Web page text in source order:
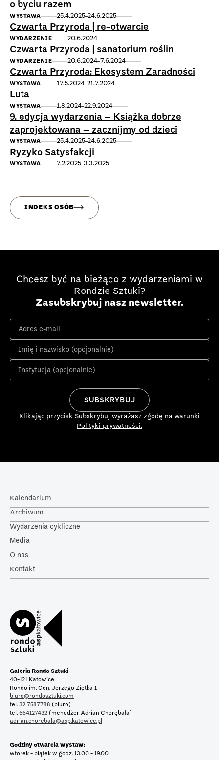
o byciu razem
WYSTAWA 25.4.2025 24.6.2025
Czwarta Przyroda | re-otwarcie
WYDARZENIE 20.6.2024
Czwarta Przyroda | sanatorium roślin
WYDARZENIE 20.6.2024 7.6.2024
Czwarta Przyroda: Ekosystem Zaradności
WYSTAWA 17.5.2024 21.7.2024
Luta
WYSTAWA 1.8.2024 22.9.2024
9. edycja wydarzenia – Książka dobrze
zaprojektowana – zacznijmy od dzieci
WYSTAWA 25.4.2025 24.6.2025
Ryzyko Satysfakcji
WYSTAWA 7.2.2025 3.3.2025
INDEKS OSÓB
Chcesz być na bieżąco z wydarzeniami w
Rondzie Sztuki?
Zasubskrybuj nasz newsletter.
Klikając przycisk Subskrybuj wyrażasz zgodę na warunki
Polityki prywatności.
Kalendarium
Archiwum
Wydarzenia cykliczne
Media
O nas
Kontakt
Galeria Rondo Sztuki
40-121 Katowice
Rondo im. Gen. Jerzego Ziętka 1
biuro@rondosztuki.com
tel. 32 7587788 (biuro)
tel. 664127432 (menedżer Adrian Chorębała)
adrian.chorebala@asp.katowice.pl
Godziny otwarcia wystaw:
wtorek - piątek w godz. 13.00 - 19.00